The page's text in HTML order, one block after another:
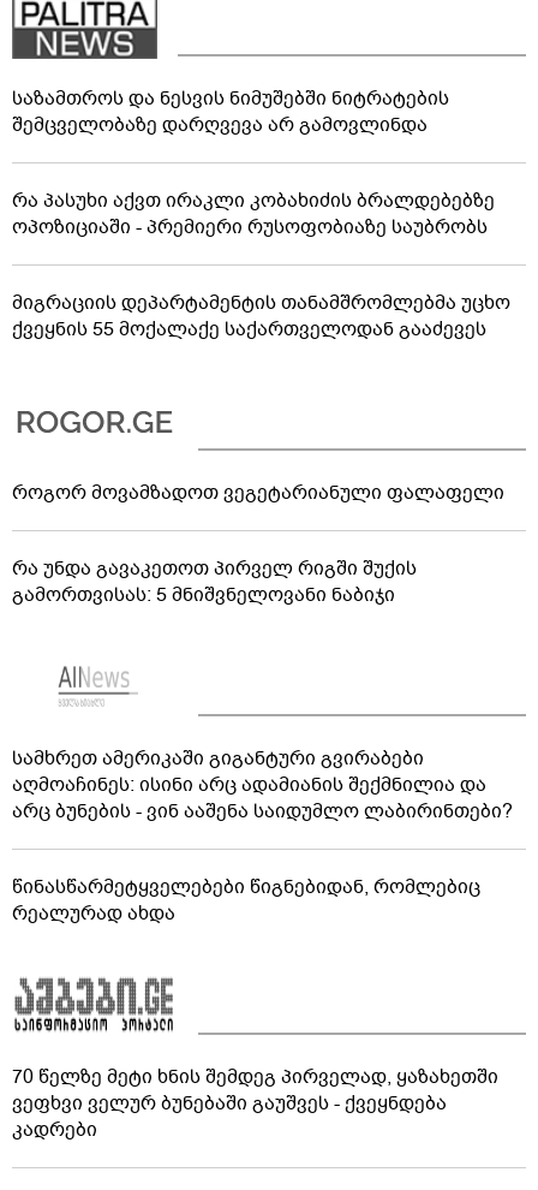
საზამთროს და ნესვის ნიმუშებში ნიტრატების
შემცველობაზე დარღვევა არ გამოვლინდა
რა პასუხი აქვთ ირაკლი კობახიძის ბრალდებებზე
ოპოზიციაში - პრემიერი რუსოფობიაზე საუბრობს
მიგრაციის დეპარტამენტის თანამშრომლებმა უცხო
ქვეყნის 55 მოქალაქე საქართველოდან გააძევეს
როგორ მოვამზადოთ ვეგეტარიანული ფალაფელი
რა უნდა გავაკეთოთ პირველ რიგში შუქის
გამორთვისას: 5 მნიშვნელოვანი ნაბიჯი
სამხრეთ ამერიკაში გიგანტური გვირაბები
აღმოაჩინეს: ისინი არც ადამიანის შექმნილია და
არც ბუნების - ვინ ააშენა საიდუმლო ლაბირინთები?
წინასწარმეტყველებები წიგნებიდან, რომლებიც
რეალურად ახდა
70 წელზე მეტი ხნის შემდეგ პირველად, ყაზახეთში
ვეფხვი ველურ ბუნებაში გაუშვეს - ქვეყნდება
კადრები